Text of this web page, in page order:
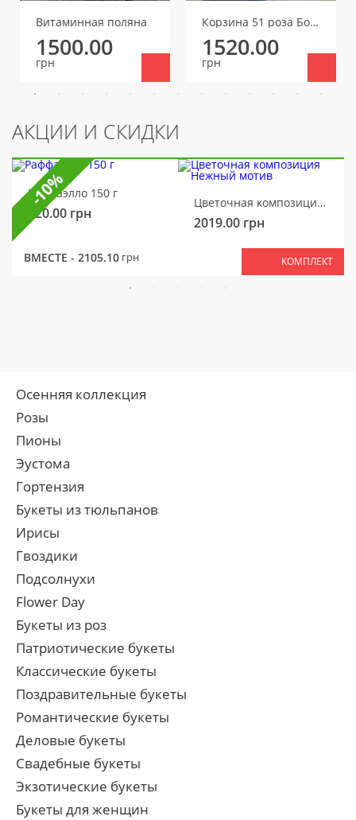
Витаминная поляна
1500.00
грн
Корзина 51 роза Бомбастик микс (один бутон)
1520.00
грн
АКЦИИ И СКИДКИ
Раффаэлло 150 г
320.00 грн
Цветочная композиция Нежный мотив
2019.00 грн
ВМЕСТЕ - 2105.10 грн КОМПЛЕКТ
-10%
Осенняя коллекция
Розы
Пионы
Эустома
Гортензия
Букеты из тюльпанов
Ирисы
Гвоздики
Подсолнухи
Flower Day
Букеты из роз
Патриотические букеты
Классические букеты
Поздравительные букеты
Романтические букеты
Деловые букеты
Свадебные букеты
Экзотические букеты
Букеты для женщин